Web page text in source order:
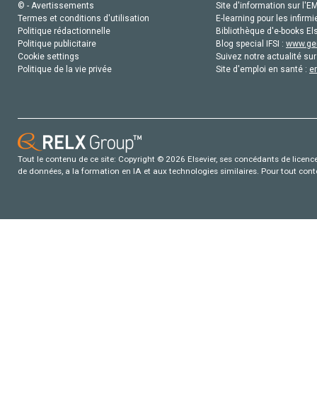
© - Avertissements
Termes et conditions d'utilisation
Politique rédactionnelle
Politique publicitaire
Cookie settings
Politique de la vie privée
Site d'information sur
E-learning pour les
Bibliothèque d'e-books
Blog special IFSI :
Suivez notre actualité
Site d'emploi en santé :
Tout le contenu de ce site: Copyright © 2026 Elsevier, ses concédants de
de données, a la formation en IA et aux technologies similaires. Pour tout